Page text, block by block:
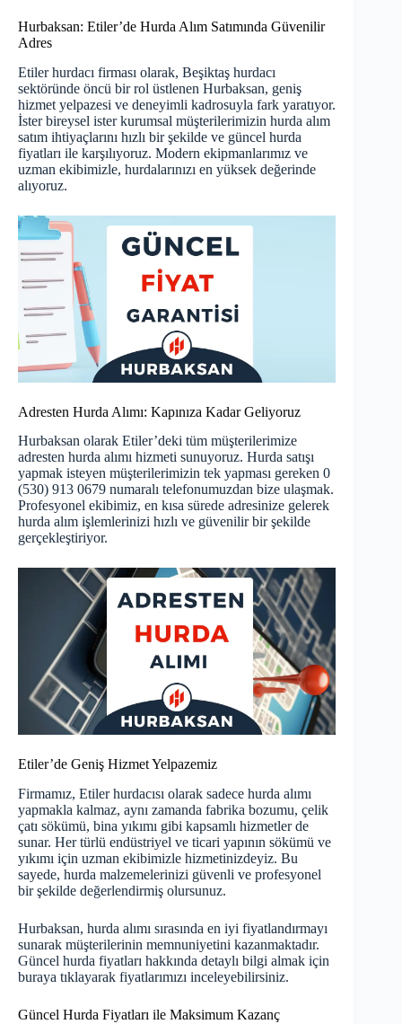
Hurbaksan: Etiler’de Hurda Alım Satımında Güvenilir
Adres
Etiler hurdacı firması olarak, Beşiktaş hurdacı
sektöründe öncü bir rol üstlenen Hurbaksan, geniş
hizmet yelpazesi ve deneyimli kadrosuyla fark yaratıyor.
İster bireysel ister kurumsal müşterilerimizin hurda alım
satım ihtiyaçlarını hızlı bir şekilde ve güncel hurda
fiyatları ile karşılıyoruz. Modern ekipmanlarımız ve
uzman ekibimizle, hurdalarınızı en yüksek değerinde
alıyoruz.
Adresten Hurda Alımı: Kapınıza Kadar Geliyoruz
Hurbaksan olarak Etiler’deki tüm müşterilerimize
adresten hurda alımı hizmeti sunuyoruz. Hurda satışı
yapmak isteyen müşterilerimizin tek yapması gereken 0
(530) 913 0679 numaralı telefonumuzdan bize ulaşmak.
Profesyonel ekibimiz, en kısa sürede adresinize gelerek
hurda alım işlemlerinizi hızlı ve güvenilir bir şekilde
gerçekleştiriyor.
Etiler’de Geniş Hizmet Yelpazemiz
Firmamız, Etiler hurdacısı olarak sadece hurda alımı
yapmakla kalmaz, aynı zamanda fabrika bozumu, çelik
çatı sökümü, bina yıkımı gibi kapsamlı hizmetler de
sunar. Her türlü endüstriyel ve ticari yapının sökümü ve
yıkımı için uzman ekibimizle hizmetinizdeyiz. Bu
sayede, hurda malzemelerinizi güvenli ve profesyonel
bir şekilde değerlendirmiş olursunuz.
Hurbaksan, hurda alımı sırasında en iyi fiyatlandırmayı
sunarak müşterilerinin memnuniyetini kazanmaktadır.
Güncel hurda fiyatları hakkında detaylı bilgi almak için
buraya tıklayarak fiyatlarımızı inceleyebilirsiniz.
Güncel Hurda Fiyatları ile Maksimum Kazanç